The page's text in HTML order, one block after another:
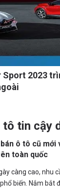
2023
tô tin cậy
ô tô cũ
toàn quốc
càng cao, nhu
biến. Nắm bắt